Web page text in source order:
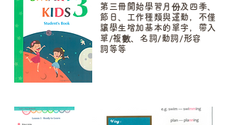
第三冊開始學習月份及四季、
節日、工作種類與運動，不僅
讓學生增加基本的單字，帶入
單/複數、名詞/動詞/形容
詞等等